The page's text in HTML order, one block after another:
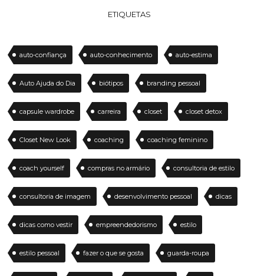
ETIQUETAS
auto-confiança auto-conhecimento auto-estima
Auto Ajuda do Dia biótipos branding pessoal
capsule wardrobe carreira closet closet detox
Closet New Look coaching coaching feminino
coach yourself compras no armário consultoria de estilo
consultoria de imagem desenvolvimento pessoal dicas
dicas como vestir empreendedorismo estilo
estilo pessoal fazer o que se gosta guarda-roupa